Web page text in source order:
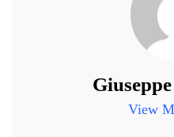
View